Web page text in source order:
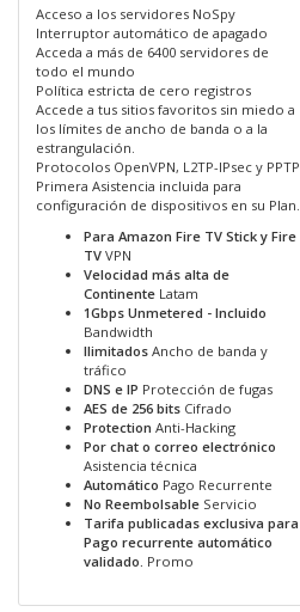
Acceso a los servidores NoSpy
Interruptor automático de apagado
Acceda a más de 6400 servidores de
todo el mundo
Política estricta de cero registros
Accede a tus sitios favoritos sin miedo a
los límites de ancho de banda o a la
estrangulación.
Protocolos OpenVPN, L2TP-IPsec y PPTP
Primera Asistencia incluida para
configuración de dispositivos en su Plan.
Para Amazon Fire TV Stick y Fire
TV VPN
Velocidad más alta de
Continente Latam
1Gbps Unmetered - Incluido
Bandwidth
Ilimitados Ancho de banda y
tráfico
DNS e IP Protección de fugas
AES de 256 bits Cifrado
Protection Anti-Hacking
Por chat o correo electrónico
Asistencia técnica
Automático Pago Recurrente
No Reembolsable Servicio
Tarifa publicadas exclusiva para
Pago recurrente automático
validado. Promo